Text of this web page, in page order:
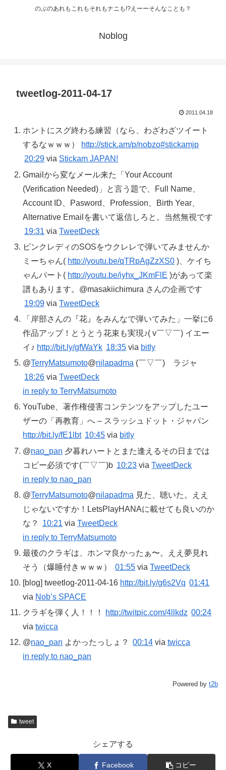
のぶのあれもこれもそれもナニも!?えーーそんなことも？
Noblog
tweetlog-2011-04-17
2011.04.18
ホントにスグ終わる練習（なら、わざわざツイート
するなｗｗｗ）
http://stick.am/p/nobzo#stickamjp
20:29 via Stickam JAPAN!
Gmailから変なメール来た「Your Account
(Verification Needed)」と言う題で、Full Name、
Account ID、Pasword、Profession、Birth Year、
Alternative Emailを書いて返信しろと。当然無視です
19:31 viaTweetDeck
ピンクレディのSOSをウクレレで弾いてみませんか
ミーちゃん( http://youtu.be/qTRpAgZzXS0 )、ケイち
ゃんパート( http://youtu.be/iyhx_JKmFlE )があって楽
譜もあります。@masakiichimura さんの企画です
19:09 viaTweetDeck
「岸部さんの『花』をみんなで弾いてみた」一挙に6
作品アップ！とうとう花束も実現♪( v￣▽￣) イエー
イ♪ http://bit.ly/gfWaYk 18:35 via bitly
@TerryMatsumoto@nilapadma (￣▽￣)ゞラジャ
18:26 viaTweetDeck
in reply to TerryMatsumoto
YouTube、著作権侵害コンテンツをアップしたユー
ザーの「再教育」へ – スラッシュドット・ジャパン
http://bit.ly/fE1lbt 10:45 via bitly
@nao_pan 夕暮れハートとまた逢えるその日までは
コピー必須です(￣▽￣)b 10:23 viaTweetDeck
in reply to nao_pan
@TerryMatsumoto@nilapadma 見た、聴いた。ええ
じゃないですか！LetsPlayHANAに載せても良いのか
な？
10:21 viaTweetDeck
in reply to TerryMatsumoto
最後のクラギは、ホンマ良かったぁ〜。ええ夢見れ
そう（爆睡付きｗｗｗ）
01:55 viaTweetDeck
[blog] tweetlog-2011-04-16 http://bit.ly/g6s2Vq 01:41
via Nob’s SPACE
クラギを弾く人！！！
http://twitpic.com/4llkdz 00:24
viatwicca
@nao_pan よかったっしょ？ 00:14 viatwicca
in reply to nao_pan
Powered by t2b
tweet
シェアする
X Facebook コピー